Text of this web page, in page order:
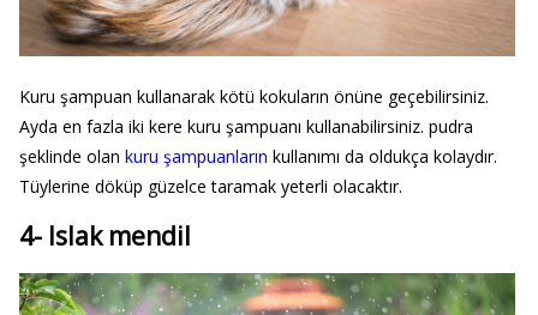
Kuru şampuan kullanarak kötü kokuların önüne geçebilirsiniz.
Ayda en fazla iki kere kuru şampuanı kullanabilirsiniz. pudra
şeklinde olan kuru şampuanların kullanımı da oldukça kolaydır.
Tüylerine döküp güzelce taramak yeterli olacaktır.
4- Islak mendil